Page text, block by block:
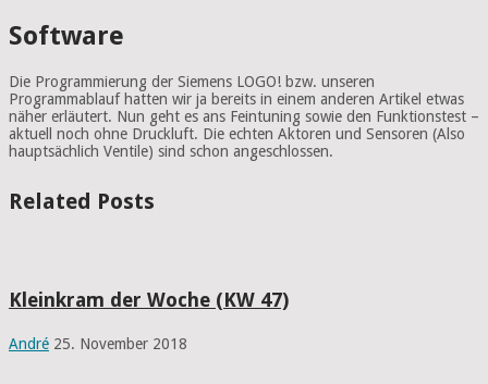
Software
Die Programmierung der Siemens LOGO! bzw. unseren
Programmablauf hatten wir ja bereits in einem anderen Artikel etwas
näher erläutert. Nun geht es ans Feintuning sowie den Funktionstest –
aktuell noch ohne Druckluft. Die echten Aktoren und Sensoren (Also
hauptsächlich Ventile) sind schon angeschlossen.
Related Posts
Kleinkram der Woche (KW 47)
André 25. November 2018